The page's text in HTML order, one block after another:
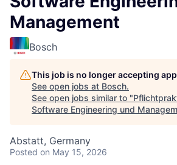
Management
Bosch
This job is no longer accepting
See open jobs at Bosch.
See open jobs similar to "
Software Engineering und
Abstatt, Germany
Posted on May 15, 2026